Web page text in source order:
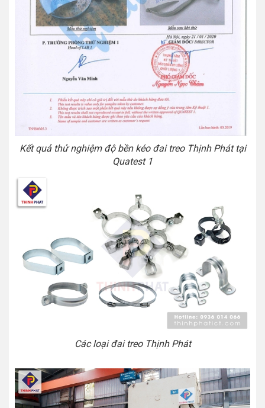
Kết quả thử nghiệm độ bền kéo đai treo Thịnh Phát tại
Quatest 1
Các loại đai treo Thịnh Phát